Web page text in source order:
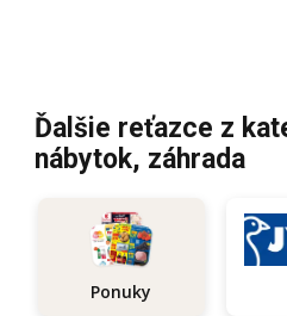
Ďalšie reťazce z
nábytok, záhrada
Ponuky